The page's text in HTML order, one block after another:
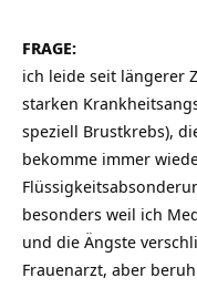
FRAGE:
ich leide seit längerer
starken
speziell Brustkrebs),
bekomme immer
besonders weil ich
und die Ängste
Frauenarzt, aber